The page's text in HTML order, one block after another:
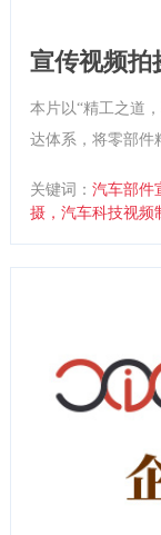
宣传视频拍
本片以“精工之道
达体系，将零部件
企业打造为“移动
关键词：汽车部件
摄，汽车科技视频